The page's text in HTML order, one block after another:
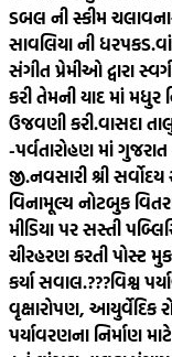
ડબલ ની સ્કીમ
સાવલિયા ની ધરપકડ.
સંગીત પ્રેમીઓ દ્વારા
કરી તેમની યાદ માં
ઉજવણી કરી.વાસદા
-પર્વતારોહણ માં
જી.નવસારી શ્રી
વિનામૂલ્ય નોટબુક
મીડિયા પર સસ્તી
ચીરહરણ કરતી પોસ્ટ
કર્યા સવાલ.???વિશ્વ
વૃક્ષારોપણ, આયુર્વેદિક
પર્યાવરણના નિર્માણ